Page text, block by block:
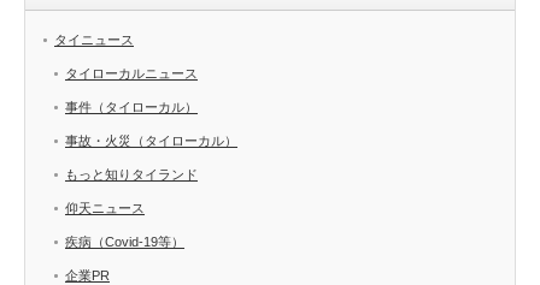
タイニュース
タイローカルニュース
事件（タイローカル）
事故・火災（タイローカル）
もっと知りタイランド
仰天ニュース
疾病（Covid-19等）
企業PR